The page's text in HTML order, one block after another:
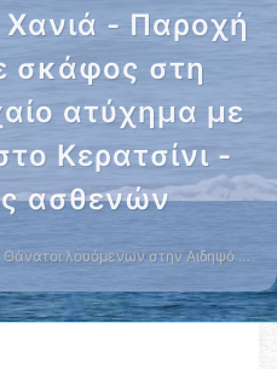
- Παροχή
σκάφος στη
ατύχημα με
Κερατσίνι -
ασθενών
Θάνατοι λουόμενων στην Αιδηψό …